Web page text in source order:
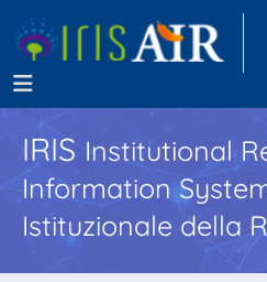
IRISInstitutional
Information
Istituzionale della